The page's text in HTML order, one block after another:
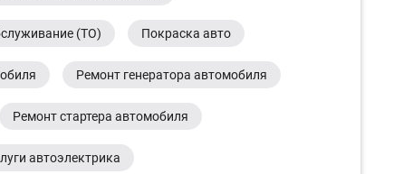
(ТО) Покраска авто
Ремонт генератора автомобиля
Ремонт стартера автомобиля
автоэлектрика